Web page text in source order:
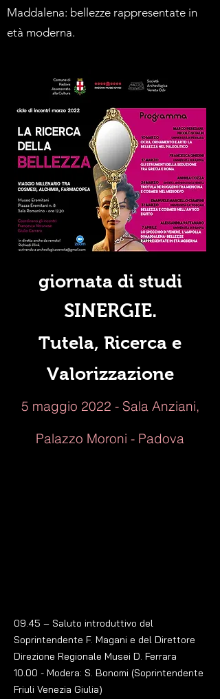
Maddalena: bellezze rappresentate in
età moderna.
giornata di studi
SINERGIE.
Tutela, Ricerca e
Valorizzazione
5 maggio 2022 - Sala Anziani,
Palazzo Moroni - Padova
09.45 – Saluto introduttivo del
Soprintendente F. Magani e del Direttore
Direzione Regionale Musei D. Ferrara
10.00 - Modera: S. Bonomi (Soprintendente
Friuli Venezia Giulia)